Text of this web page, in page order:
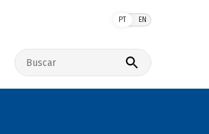
PT EN
Buscar no site